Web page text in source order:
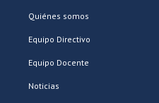
Quiénes somos
Equipo Directivo
Equipo Docente
Noticias